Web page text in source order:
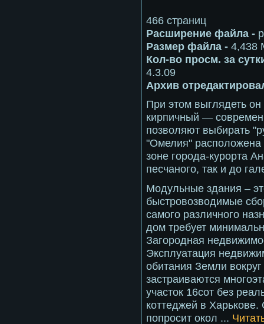
466 страниц
Расширение файла -
Размер файла - 4,438
Кол-во просм. за
4.3.09
Архив
При этом выглядеть
кирпичный —
позволяют выбирать
"Омелия" расположена
зоне города-курорта
песчаного, так и до
Модульные здания –
быстровозводимые
самого различного
дом требует
Загородная
Эксплуатация
обитания Земли
застраиваются
участок 16сот без
коттеджей в
попросит окол ...